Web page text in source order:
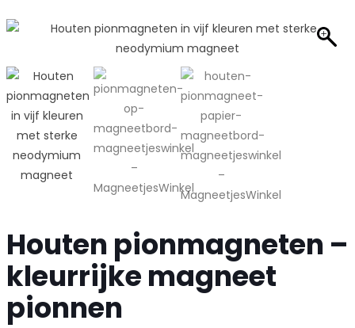
Houten pionmagneten –
kleurrijke magneet
pionnen